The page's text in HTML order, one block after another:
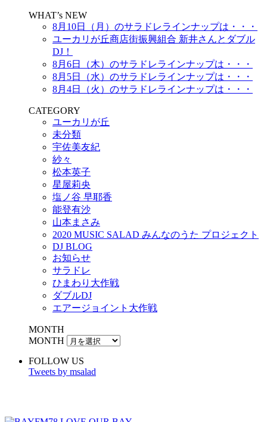
WHAT’s NEW
8月10日（月）のサラドレラインナップは・・・
ユーカリが丘商店街振興組合 新井さんとダブル
DJ！
8月6日（木）のサラドレラインナップは・・・
8月5日（水）のサラドレラインナップは・・・
8月4日（火）のサラドレラインナップは・・・
CATEGORY
ユーカリが丘
未分類
宇佐美友紀
紗々
松本英子
星屋莉央
塩ノ谷 早耶香
能登有沙
山本まさみ
2020 MUSIC SALAD みんなのうた プロジェクト
DJ BLOG
お知らせ
サラドレ
ひまわり大作戦
ダブルDJ
エアージョイント大作戦
MONTH
MONTH
FOLLOW US
Tweets by msalad